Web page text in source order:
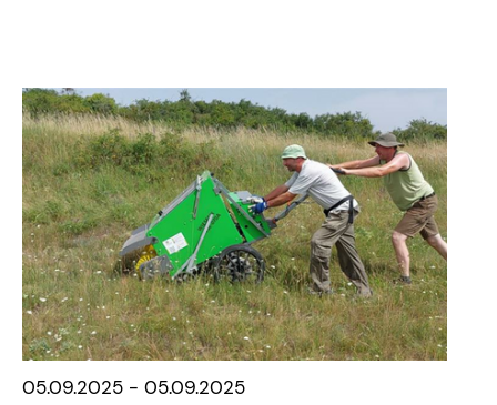
05.09.2025 - 05.09.2025